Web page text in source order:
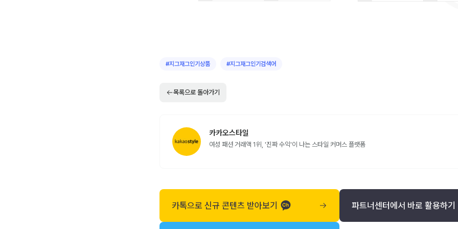
#지그재그인기상품 #지그재그인기검색어
목록으로 돌아가기
카카오스타일
여성 패션 거래액 1위, '진짜 수익'이 나는 스타일 커머스 플랫폼
카톡으로 신규 콘텐츠 받아보기 파트너센터에서 바로 활용하기